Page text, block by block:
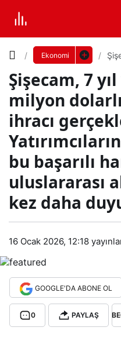
Ekonomi
Şişecam, 7
milyon
ihracı
bu başarılı
uluslararası
kez daha
16 Ocak 2026, 12:18
GOOGLE'DA ABONE OL
0 PAYLAŞ
Şişe
cam
, 7
eli
500
Yazı
Ayarla
Küçük 100%
dön